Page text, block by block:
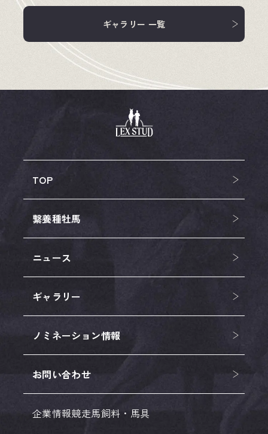
ギャラリー 一覧
TOP
繋養種牡馬
ニュース
ギャラリー
ノミネーション情報
お問い合わせ
企業情報競走馬飼料・馬具